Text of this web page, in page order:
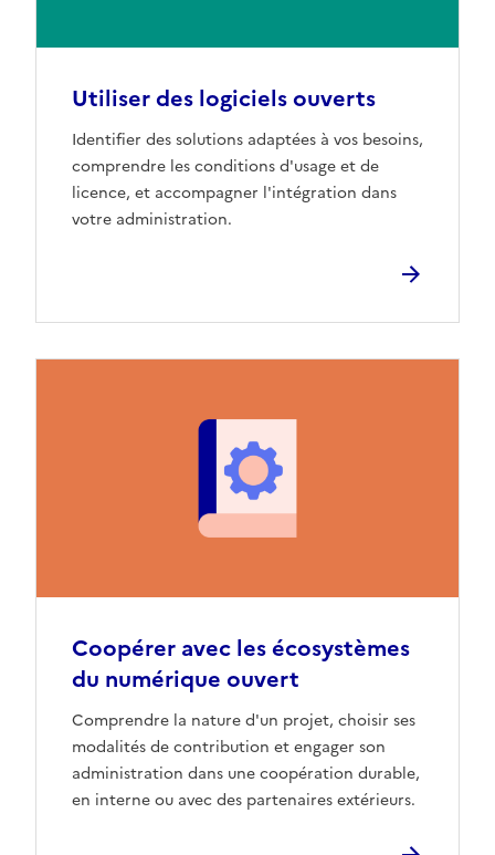
Utiliser des logiciels ouverts
Identifier des solutions adaptées à vos besoins,
comprendre les conditions d'usage et de
licence, et accompagner l'intégration dans
votre administration.
Coopérer avec les écosystèmes
du numérique ouvert
Comprendre la nature d'un projet, choisir ses
modalités de contribution et engager son
administration dans une coopération durable,
en interne ou avec des partenaires extérieurs.